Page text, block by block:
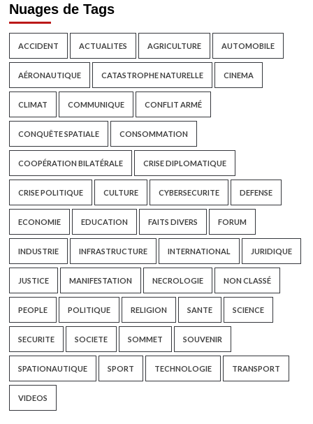
Nuages de Tags
ACCIDENT ACTUALITES AGRICULTURE AUTOMOBILE
AÉRONAUTIQUE CATASTROPHE NATURELLE CINEMA
CLIMAT COMMUNIQUE CONFLIT ARMÉ
CONQUÊTE SPATIALE CONSOMMATION
COOPÉRATION BILATÉRALE CRISE DIPLOMATIQUE
CRISE POLITIQUE CULTURE CYBERSECURITE DEFENSE
ECONOMIE EDUCATION FAITS DIVERS FORUM
INDUSTRIE INFRASTRUCTURE INTERNATIONAL JURIDIQUE
JUSTICE MANIFESTATION NECROLOGIE NON CLASSÉ
PEOPLE POLITIQUE RELIGION SANTE SCIENCE
SECURITE SOCIETE SOMMET SOUVENIR
SPATIONAUTIQUE SPORT TECHNOLOGIE TRANSPORT
VIDEOS